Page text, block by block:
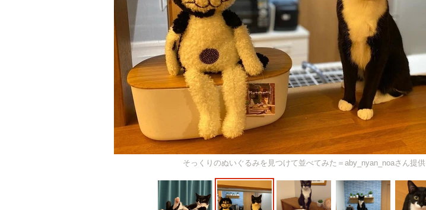
そっくりのぬいぐるみを見つけて並べてみた＝aby_nyan_noaさん提供